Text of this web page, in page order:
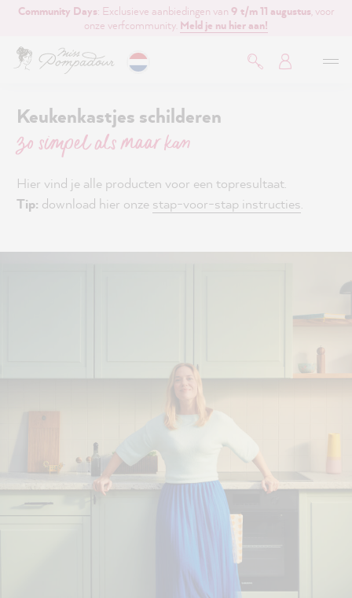
hoofdinhoud
Community Days: Exclusieve aanbiedingen van 9 t/m 11 augustus , voor
onze verfcommunity. Meld je nu hier aan!
Keukenkastjes schilderen
zo simpel als maar kan
Hier vind je alle producten voor een topresultaat.
Tip: download hier onze stap-voor-stap instructies.